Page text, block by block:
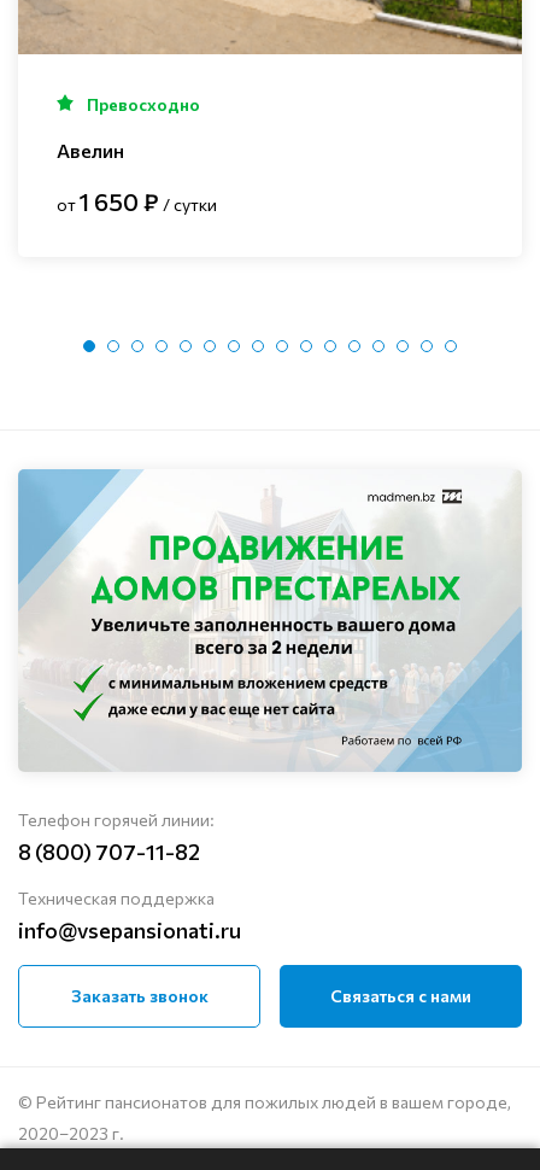
Превосходно
Авелин
от1 650 ₽ / сутки
Телефон горячей линии:
8 (800) 707-11-82
Техническая поддержка
info@vsepansionati.ru
Заказать звонок Связаться с нами
© Рейтинг пансионатов для пожилых людей в вашем городе,
2020–2023 г.